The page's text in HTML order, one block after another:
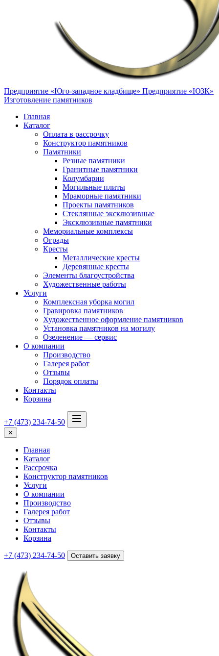
Предприятие «Юго-западное кладбище» Предприятие «ЮЗК»
Изготовление памятников
Главная
Каталог
Оплата в рассрочку
Конструктор памятников
Памятники
Резные памятники
Гранитные памятники
Колумбарии
Могильные плиты
Мраморные памятники
Проекты памятников
Стеклянные эксклюзивные
Эксклюзивные памятники
Мемориальные комплексы
Ограды
Кресты
Металлические кресты
Деревянные кресты
Элементы благоустройства
Художественные работы
Услуги
Комплексная уборка могил
Гравировка памятников
Художественное оформление памятников
Установка памятников на могилу
Озеленение — сервис
О компании
Производство
Галерея работ
Отзывы
Порядок оплаты
Контакты
Корзина
+7 (473) 234-74-50
✕
Главная
Каталог
Рассрочка
Конструктор памятников
Услуги
О компании
Производство
Галерея работ
Отзывы
Контакты
Корзина
+7 (473) 234-74-50 Оставить заявку